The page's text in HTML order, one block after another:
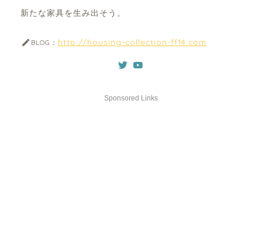
新たな家具を生み出そう。
BLOG： http://housing-collection-ff14.com
Sponsored Links